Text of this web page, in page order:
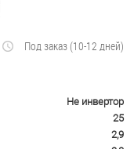
Под заказ (10-12 дней)
Не инвертор
25
2,9